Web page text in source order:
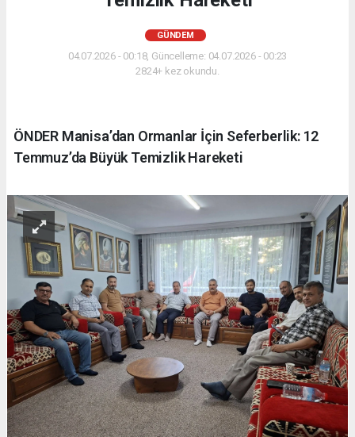
GÜNDEM
04.07.2026 - 00:18, Güncelleme: 04.07.2026 - 00:23
2824+ kez okundu.
ÖNDER Manisa’dan Ormanlar İçin Seferberlik: 12
Temmuz’da Büyük Temizlik Hareketi